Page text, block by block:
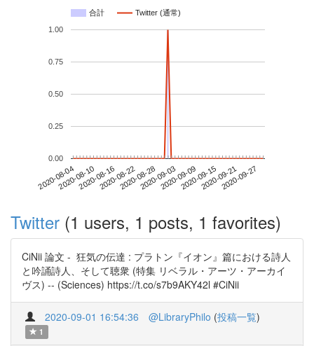
合計 Twitter (通常)
2020-08-042020-08-102020-08-162020-08-222020-08-282020-09-032020-09-092020-09-152020-09-212020-09-27
0.00
0.25
0.50
0.75
1.00
Twitter (1 users, 1 posts, 1 favorites)
CiNii 論文 - 狂気の伝達 : プラトン『イオン』篇における詩人
と吟誦詩人、そして聴衆 (特集 リベラル・アーツ・アーカイ
ヴス) -- (Sciences) https://t.co/s7b9AKY42l #CiNii
2020-09-01 16:54:36 @LibraryPhilo (投稿一覧)
1